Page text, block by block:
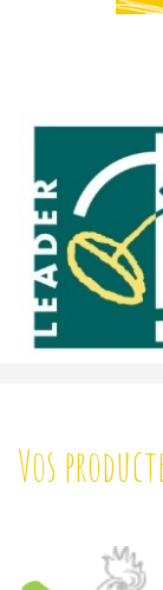
Vos